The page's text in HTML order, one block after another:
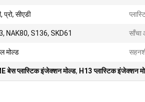
प्रो, सीएडी
NAK80, S136, SKD61 साँचा
मोल्ड
बेस प्लास्टिक इंजेक्शन मोल्ड, H13 प्लास्टिक इंजेक्शन